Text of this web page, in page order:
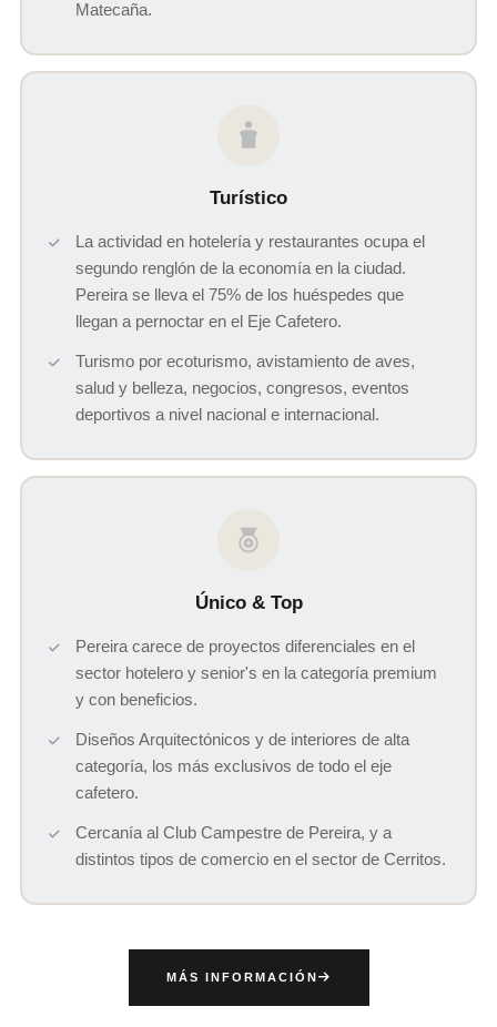
Matecaña.
Turístico
La actividad en hotelería y restaurantes ocupa el
segundo renglón de la economía en la ciudad.
Pereira se lleva el 75% de los huéspedes que
llegan a pernoctar en el Eje Cafetero.
Turismo por ecoturismo, avistamiento de aves,
salud y belleza, negocios, congresos, eventos
deportivos a nivel nacional e internacional.
Único & Top
Pereira carece de proyectos diferenciales en el
sector hotelero y senior's en la categoría premium
y con beneficios.
Diseños Arquitectónicos y de interiores de alta
categoría, los más exclusivos de todo el eje
cafetero.
Cercanía al Club Campestre de Pereira, y a
distintos tipos de comercio en el sector de Cerritos.
MÁS INFORMACIÓN